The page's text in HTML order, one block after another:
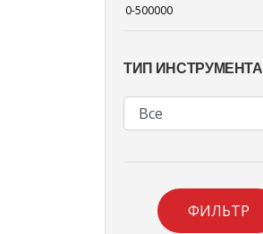
ТИП ИНСТРУМЕНТА
ФИЛЬТР